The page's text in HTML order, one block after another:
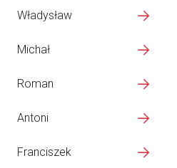
Władysław
Michał
Roman
Antoni
Franciszek